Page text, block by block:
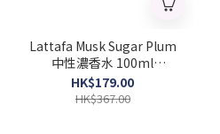
Lattafa Musk Sugar Plum
中性濃香水 100ml
(Barcode: 6291108734520)
HK$179.00
HK$367.00